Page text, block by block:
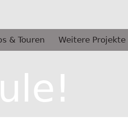
& Touren Weitere Projekte